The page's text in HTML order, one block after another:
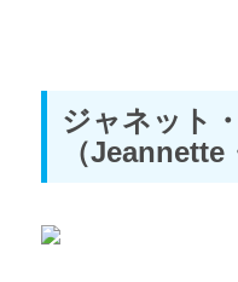
ジャネット
（